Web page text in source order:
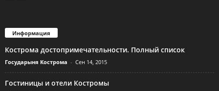
Информация
Кострома достопримечательности. Полный список
Государыня Кострома - Сен 14, 2015
Гостиницы и отели Костромы